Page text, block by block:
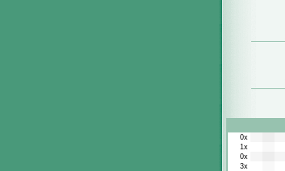
0x
1x
0x
3x